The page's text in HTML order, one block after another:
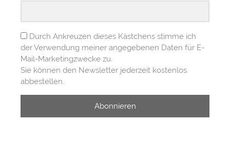
Durch Ankreuzen dieses Kästchens stimme ich
der Verwendung meiner angegebenen Daten für E-
Mail-Marketingzwecke zu.
Sie können den Newsletter jederzeit kostenlos
abbestellen.
Abonnieren